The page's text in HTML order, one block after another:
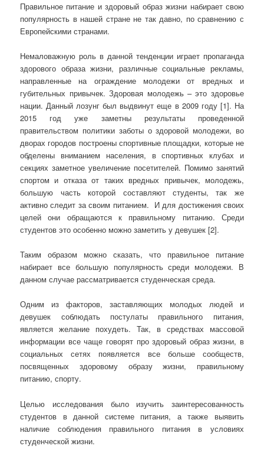
Правильное питание и здоровый образ жизни набирает свою
популярность в нашей стране не так давно, по сравнению с
Европейскими странами.
Немаловажную роль в данной тенденции играет пропаганда
здорового образа жизни, различные социальные рекламы,
направленные на ограждение молодежи от вредных и
губительных привычек. Здоровая молодежь – это здоровье
нации. Данный лозунг был выдвинут еще в 2009 году [1]. На
2015 год уже заметны результаты проведенной
правительством политики заботы о здоровой молодежи, во
дворах городов построены спортивные площадки, которые не
обделены вниманием населения, в спортивных клубах и
секциях заметное увеличение посетителей. Помимо занятий
спортом и отказа от таких вредных привычек, молодежь,
большую часть которой составляют студенты, так же
активно следит за своим питанием. И для достижения своих
целей они обращаются к правильному питанию. Среди
студентов это особенно можно заметить у девушек [2].
Таким образом можно сказать, что правильное питание
набирает все большую популярность среди молодежи. В
данном случае рассматривается студенческая среда.
Одним из факторов, заставляющих молодых людей и
девушек соблюдать постулаты правильного питания,
является желание похудеть. Так, в средствах массовой
информации все чаще говорят про здоровый образ жизни, в
социальных сетях появляется все больше сообществ,
посвященных здоровому образу жизни, правильному
питанию, спорту.
Целью исследования было изучить заинтересованность
студентов в данной системе питания, а также выявить
наличие соблюдения правильного питания в условиях
студенческой жизни.